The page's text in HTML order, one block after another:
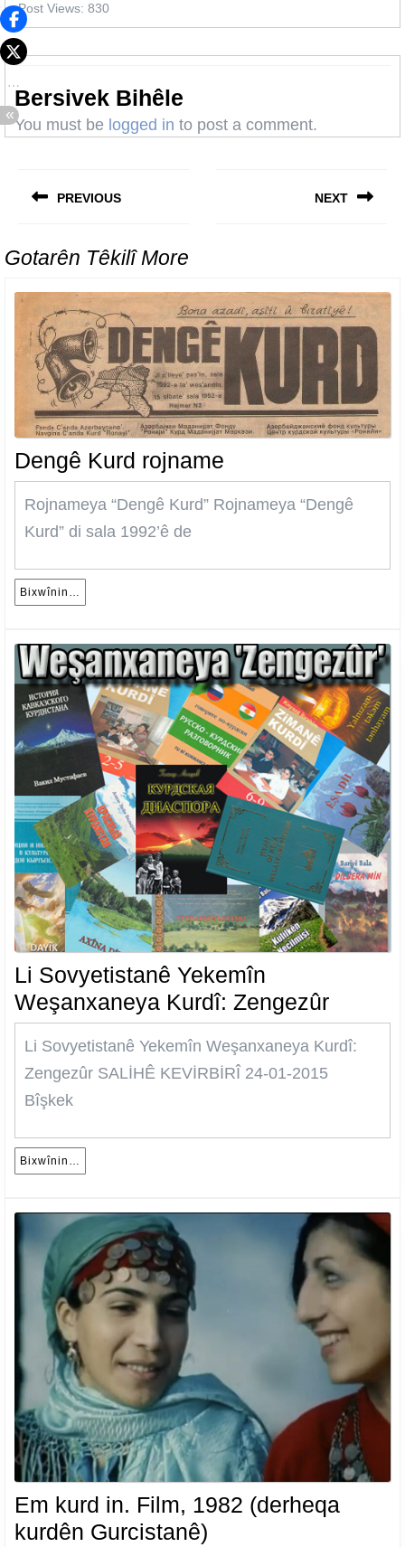
Post Views: 830
Bersivek Bihêle
You must be logged in to post a comment.
navigation
PREVIOUS
post:
NEXT
Gotarên Têkilî More
Dengê Kurd rojname
Kurd
rojname
Rojnameya “Dengê Kurd” Rojnameya “Dengê
Kurd” di sala 1992’ê de
Bixwînin…
Li Sovyetistanê Yekemîn
Weşanxaneya Kurdî: ZengezûrLi
Li Sovyetistanê Yekemîn Weşanxaneya Kurdî:
Zengezûr SALİHÊ KEVİRBİRÎ 24-01-2015
Bîşkek
Bixwînin…
Em kurd in. Film, 1982 (derheqa
kurdên Gurcistanê)